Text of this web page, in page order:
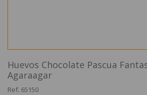
Huevos Chocolate Pascua
Agaraagar
Ref. 65150